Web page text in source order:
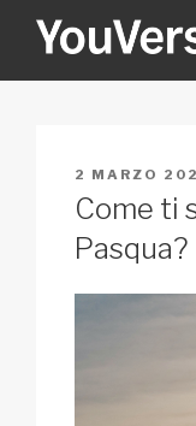
PUBBLICATO
IL
2 MARZO
Come ti
Pasqua?